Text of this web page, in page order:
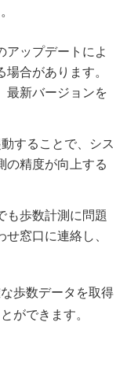
アップデートによ
合があります。
最新バージョンを
することで、シス
の精度が向上する
も歩数計測に問題
窓口に連絡し、
歩数データを取得
ができます。